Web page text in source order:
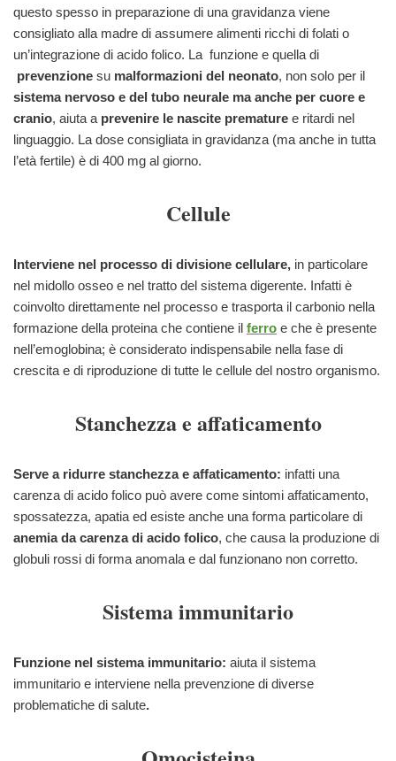
questo spesso in preparazione di una gravidanza viene
consigliato alla madre di assumere alimenti ricchi di folati o
un’integrazione di acido folico. La funzione e quella di
prevenzione su malformazioni del neonato, non solo per il
sistema nervoso e del tubo neurale ma anche per cuore e
cranio, aiuta a prevenire le nascite premature e ritardi nel
linguaggio. La dose consigliata in gravidanza (ma anche in tutta
l’età fertile) è di 400 mg al giorno.
Cellule
Interviene nel processo di divisione cellulare, in particolare
nel midollo osseo e nel tratto del sistema digerente. Infatti è
coinvolto direttamente nel processo e trasporta il carbonio nella
formazione della proteina che contiene il ferro e che è presente
nell’emoglobina; è considerato indispensabile nella fase di
crescita e di riproduzione di tutte le cellule del nostro organismo.
Stanchezza e affaticamento
Serve a ridurre stanchezza e affaticamento: infatti una
carenza di acido folico può avere come sintomi affaticamento,
spossatezza, apatia ed esiste anche una forma particolare di
anemia da carenza di acido folico, che causa la produzione di
globuli rossi di forma anomala e dal funzionano non corretto.
Sistema immunitario
Funzione nel sistema immunitario: aiuta il sistema
immunitario e interviene nella prevenzione di diverse
problematiche di salute.